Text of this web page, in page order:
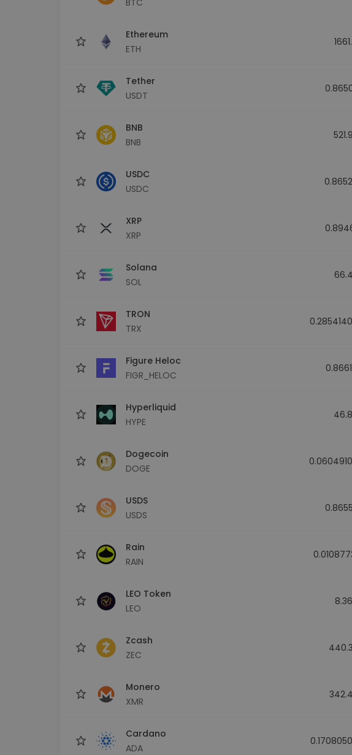
Ethereum
ETH
Tether
USDT
BNB
BNB
USDC
USDC
XRP
XRP
Solana
SOL
TRON
TRX
Figure Heloc
FIGR_HELOC
Hyperliquid
HYPE
Dogecoin
DOGE
USDS
USDS
Rain
RAIN
LEO Token
LEO
Zcash
ZEC
Monero
XMR
Cardano
ADA